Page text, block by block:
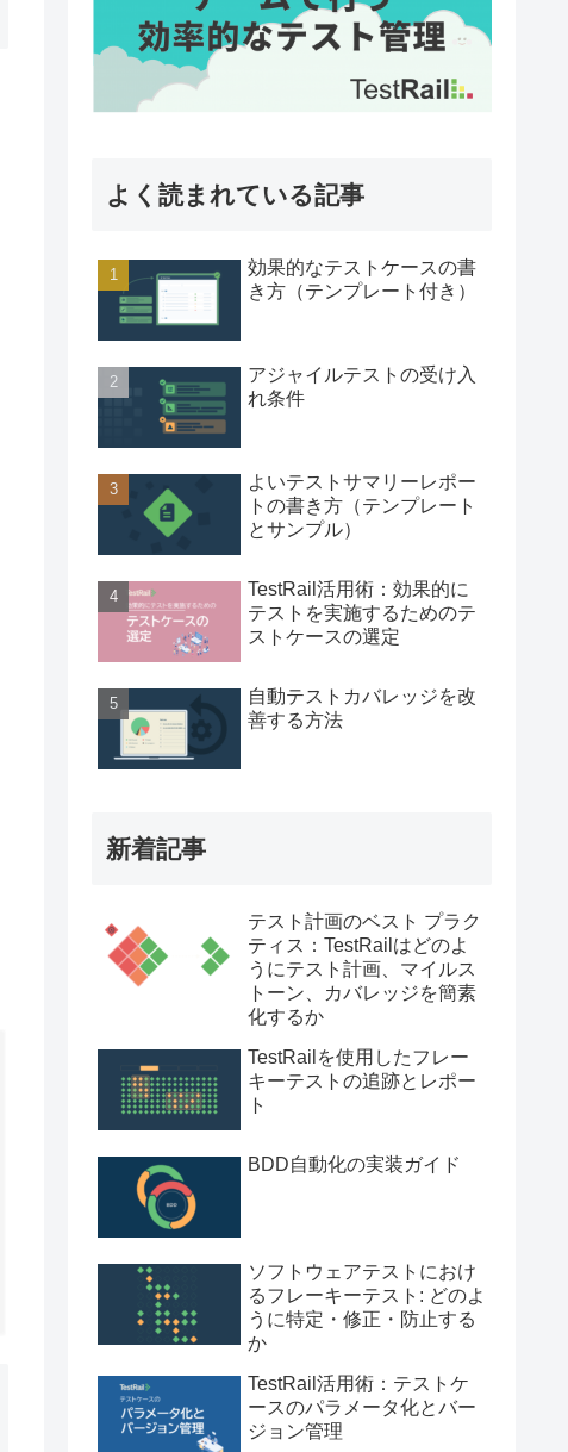
よく読まれている記事
効果的なテストケースの書
き方（テンプレート付き）
アジャイルテストの受け入
れ条件
よいテストサマリーレポー
トの書き方（テンプレート
とサンプル）
TestRail活用術：効果的に
テストを実施するためのテ
ストケースの選定
自動テストカバレッジを改
善する方法
新着記事
テスト計画のベスト プラク
ティス：TestRailはどのよ
うにテスト計画、マイルス
トーン、カバレッジを簡素
化するか
TestRailを使用したフレー
キーテストの追跡とレポー
ト
BDD自動化の実装ガイド
ソフトウェアテストにおけ
るフレーキーテスト: どのよ
うに特定・修正・防止する
か
TestRail活用術：テストケ
ースのパラメータ化とバー
ジョン管理